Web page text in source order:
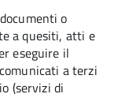
o
a quesiti, atti e
eseguire il
a terzi
(servizi di